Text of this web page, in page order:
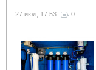
27 июл, 17:53 0